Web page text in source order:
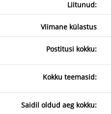
Liitunud:
Viimane külastus
Postitusi kokku:
Kokku teemasid:
Saidil oldud aeg kokku: